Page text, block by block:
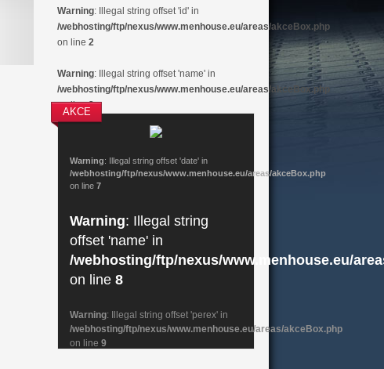
Warning: Illegal string offset 'id' in
/webhosting/ftp/nexus/www.menhouse.eu/areas/akceBox.php
on line 2
Warning: Illegal string offset 'name' in
/webhosting/ftp/nexus/www.menhouse.eu/areas/akceBox.php
on line2
AKCE
Warning: Illegal string offset 'date' in
/webhosting/ftp/nexus/www.menhouse.eu/areas/akceBox.php
on line 7
Warning: Illegal string
offset 'name' in
/webhosting/ftp/nexus/www.menhouse.eu/
on line 8
Warning: Illegal string offset 'perex' in
/webhosting/ftp/nexus/www.menhouse.eu/areas/akceBox.php
on line 9